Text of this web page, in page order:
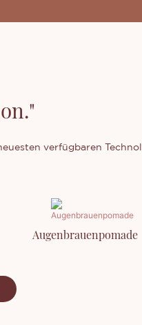
verfügbaren
Augenbrauenpomade